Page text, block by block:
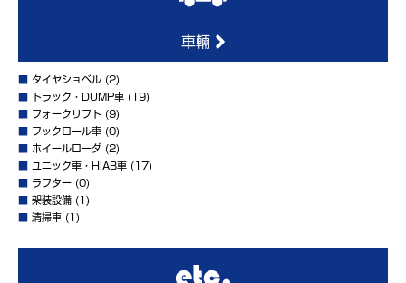
車輛
タイヤショベル (2)
トラック・DUMP車 (19)
フォークリフト (9)
フックロール車 (0)
ホイールローダ (2)
ユニック車・HIAB車 (17)
ラフター (0)
架装設備 (1)
清掃車 (1)